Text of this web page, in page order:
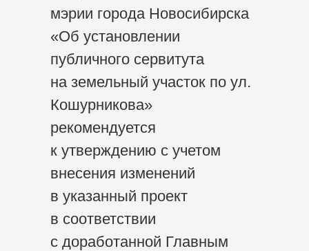
мэрии города Новосибирска
«Об установлении
публичного сервитута
на земельный участок по ул.
Кошурникова»
рекомендуется
к утверждению с учетом
внесения изменений
в указанный проект
в соответствии
с доработанной Главным